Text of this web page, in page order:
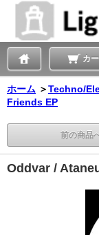
カ
ホーム ＞Techno/
Friends EP
前の商品
Oddvar /